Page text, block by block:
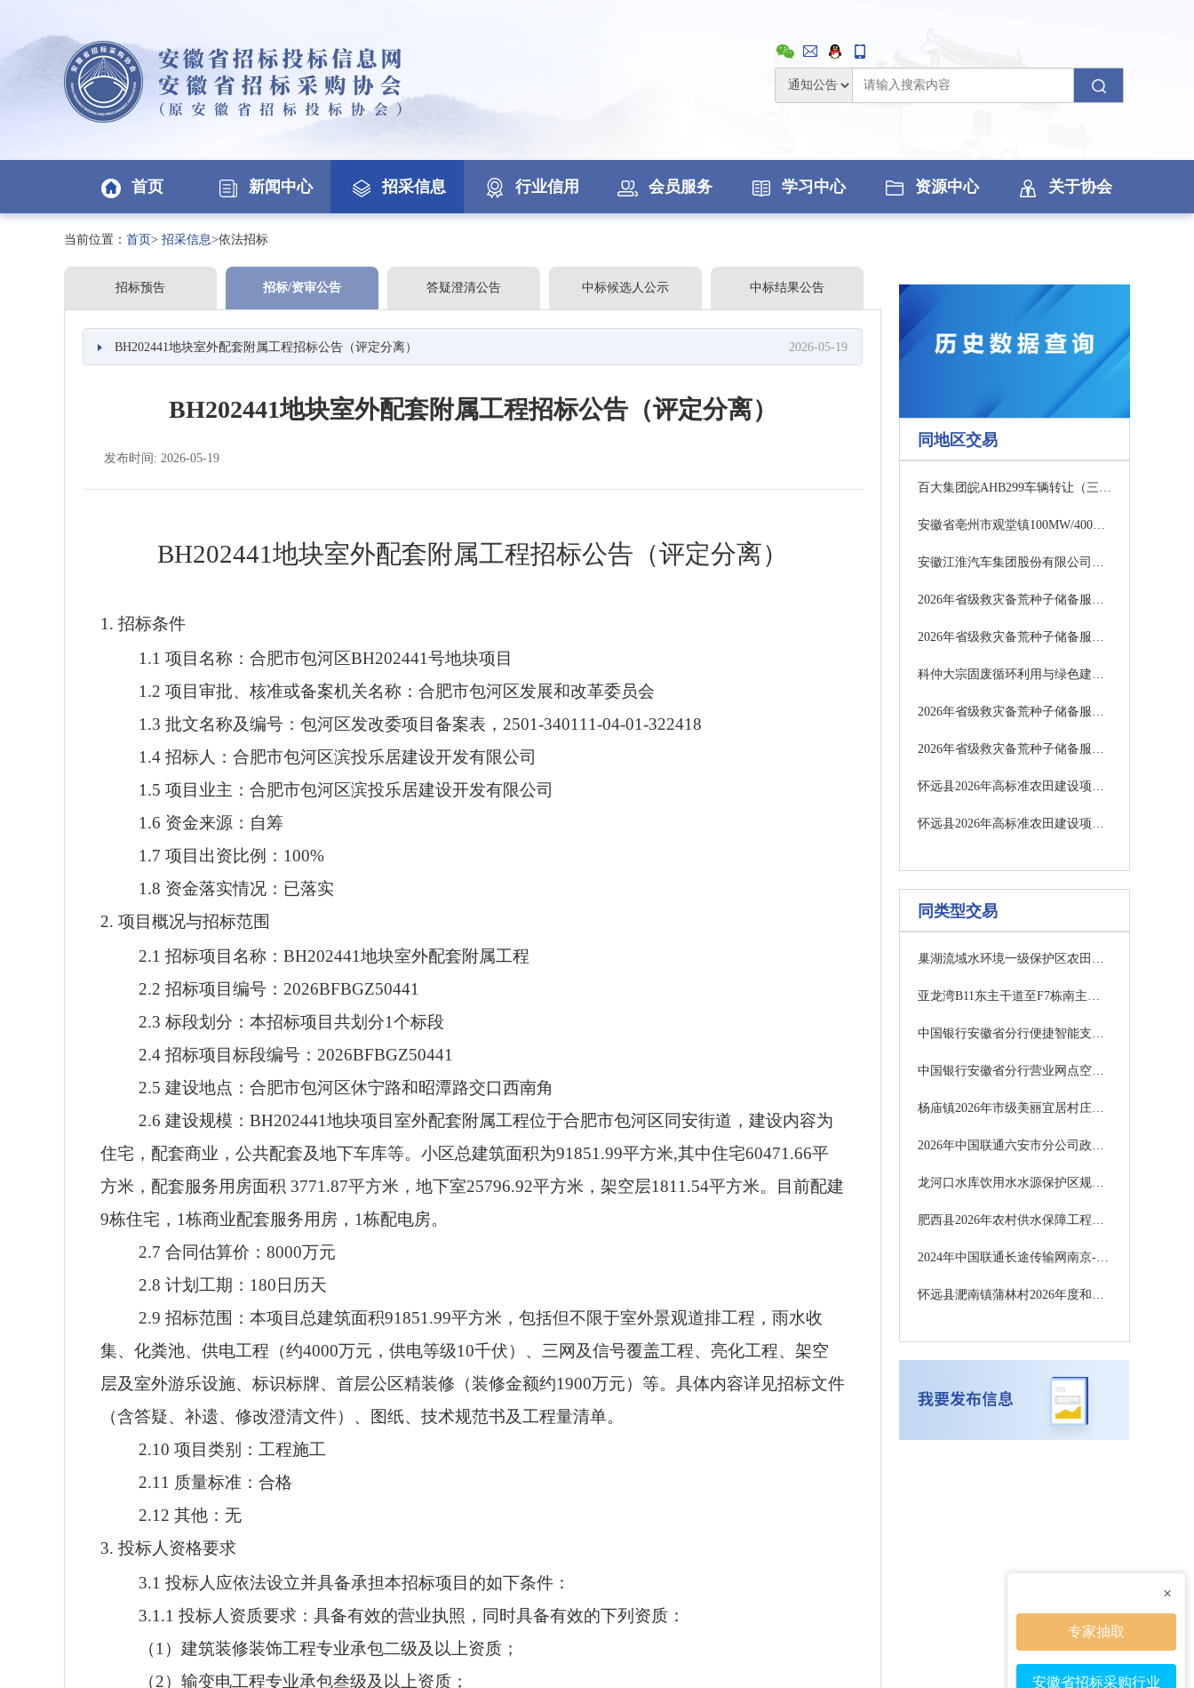
×
专家抽取
安徽省招标采购行业
首页 新闻中心 招采信息 行业信用 会员服务 学习中心 资源中心 关于协会
当前位置： 首页> 招采信息>依法招标
招标预告 招标/资审公告 答疑澄清公告 中标候选人公示 中标结果公告
BH202441地块室外配套附属工程招标公告（评定分离） 2026-05-19
BH202441地块室外配套附属工程招标公告（评定分离）
发布时间: 2026-05-19
BH202441地块室外配套附属工程招标公告（评定分离）
1. 招标条件
1.1 项目名称：合肥市包河区BH202441号地块项目
1.2 项目审批、核准或备案机关名称：合肥市包河区发展和改革委员会
1.3 批文名称及编号：包河区发改委项目备案表，2501-340111-04-01-322418
1.4 招标人：合肥市包河区滨投乐居建设开发有限公司
1.5 项目业主：合肥市包河区滨投乐居建设开发有限公司
1.6 资金来源：自筹
1.7 项目出资比例：100%
1.8 资金落实情况：已落实
2. 项目概况与招标范围
2.1 招标项目名称：BH202441地块室外配套附属工程
2.2 招标项目编号：2026BFBGZ50441
2.3 标段划分：本招标项目共划分1个标段
2.4 招标项目标段编号：2026BFBGZ50441
2.5 建设地点：合肥市包河区休宁路和昭潭路交口西南角
2.6 建设规模：BH202441地块项目室外配套附属工程位于合肥市包河区同安街道，建设内容为
住宅，配套商业，公共配套及地下车库等。小区总建筑面积为91851.99平方米,其中住宅60471.66平
方米，配套服务用房面积 3771.87平方米，地下室25796.92平方米，架空层1811.54平方米。目前配建
9栋住宅，1栋商业配套服务用房，1栋配电房。
2.7 合同估算价：8000万元
2.8 计划工期：180日历天
2.9 招标范围：本项目总建筑面积91851.99平方米，包括但不限于室外景观道排工程，雨水收
集、化粪池、供电工程（约4000万元，供电等级10千伏）、三网及信号覆盖工程、亮化工程、架空
层及室外游乐设施、标识标牌、首层公区精装修（装修金额约1900万元）等。具体内容详见招标文件
（含答疑、补遗、修改澄清文件）、图纸、技术规范书及工程量清单。
2.10 项目类别：工程施工
2.11 质量标准：合格
2.12 其他：无
3. 投标人资格要求
3.1 投标人应依法设立并具备承担本招标项目的如下条件：
3.1.1 投标人资质要求：具备有效的营业执照，同时具备有效的下列资质：
（1）建筑装修装饰工程专业承包二级及以上资质；
（2）输变电工程专业承包叁级及以上资质；
同地区交易
百大集团皖AHB299车辆转让（三次）
安徽省亳州市观堂镇100MW/400MWh电网侧储能电站项目（EPC）答疑澄清公告二
安徽江淮汽车集团股份有限公司X243项目DLP3.0标定改造终止公告
2026年省级救灾备荒种子储备服务第4包终止公告
2026年省级救灾备荒种子储备服务第3包终止公告
科仲大宗固废循环利用与绿色建材智能化制造项目（EPC）中标候选人公示（评定分离）
2026年省级救灾备荒种子储备服务第7包终止公告
2026年省级救灾备荒种子储备服务第5包终止公告
怀远县2026年高标准农田建设项目（四标段）澄清修改通知
怀远县2026年高标准农田建设项目（五标段）澄清修改通知
同类型交易
巢湖流域水环境一级保护区农田改造项目设计服务单位中标结果公示
亚龙湾B11东主干道至F7栋南主管网塌陷修复项目发包公告
中国银行安徽省分行便捷智能支付及交互系统采购项目暂停公告
中国银行安徽省分行营业网点空调选型入围项目变更公告
杨庙镇2026年市级美丽宜居村庄建设项目招标公告
2026年中国联通六安市分公司政务系统软件平台驻点运维项目（第二次）询比采购公告
龙河口水库饮用水水源保护区规范化建设项目招标公告
肥西县2026年农村供水保障工程施工中标候选人公示
2024年中国联通长途传输网南京-合肥光缆线路新建工程（高铁红线内）监理服务采购项目招标公告
怀远县淝南镇蒲林村2026年度和美乡村精品示范村建设项目招标公告BB2026HYGCZ044